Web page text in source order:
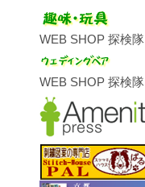
WEB SHOP 探検隊
WEB SHOP 探検隊